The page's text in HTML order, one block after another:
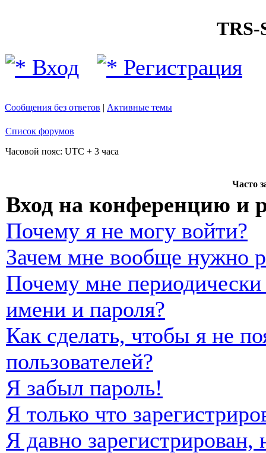
TRS-
Вход Регистрация
Сообщения без ответов | Активные темы
Список форумов
Часовой пояс: UTC + 3 часа
Часто
Вход на конференцию и
Почему я не могу войти?
Зачем мне вообще нужно
Почему мне периодически
имени и пароля?
Как сделать, чтобы я не
пользователей?
Я забыл пароль!
Я только что
Я давно